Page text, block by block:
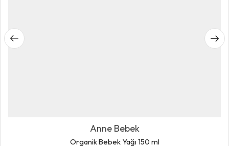
Anne Bebek
Organik Bebek Yağı 150 ml